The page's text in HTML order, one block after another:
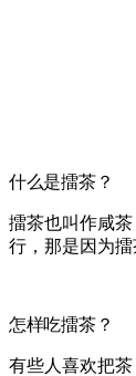
什么是擂茶？
擂茶也叫作咸
行，那是因为擂
怎样吃擂茶？
有些人喜欢把